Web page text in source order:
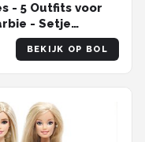
- 5 Outfits voor
- Setje
BEKIJK OP BOL